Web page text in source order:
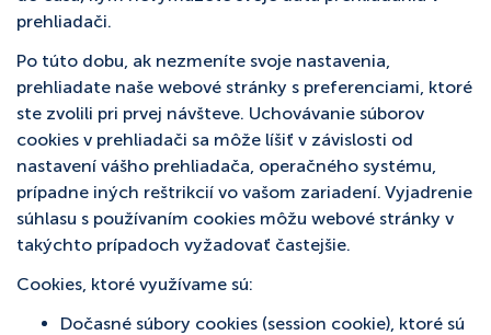
prehliadači.
Po túto dobu, ak nezmeníte svoje nastavenia,
prehliadate naše webové stránky s preferenciami, ktoré
ste zvolili pri prvej návšteve. Uchovávanie súborov
cookies v prehliadači sa môže líšiť v závislosti od
nastavení vášho prehliadača, operačného systému,
prípadne iných reštrikcií vo vašom zariadení. Vyjadrenie
súhlasu s používaním cookies môžu webové stránky v
takýchto prípadoch vyžadovať častejšie.
Cookies, ktoré využívame sú:
Dočasné súbory cookies (session cookie), ktoré sú